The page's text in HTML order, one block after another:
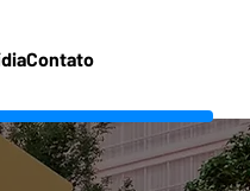
Contato